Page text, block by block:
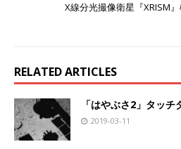
o
k
r
X線分光撮像衛星『XRISM
RELATED ARTICLES
「はやぶさ2」タッ
2019-03-11